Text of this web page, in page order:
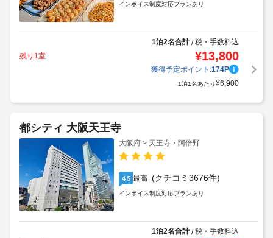
インボイス制度対応プランあり
1泊2名合計/税・手数料込
残り1室
¥13,800
獲得予定ポイント:174P
1泊1名あたり¥6,900
都シティ 大阪天王寺
大阪府 > 天王寺・阿倍野
4.5 最高 (クチコミ3676件)
インボイス制度対応プランあり
1泊2名合計/税・手数料込